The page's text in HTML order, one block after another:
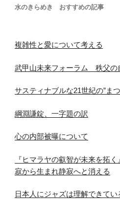
水のきらめき おすすめの記事
複雑性と愛について考える
武甲山未来フォーラム 秩父の
サスティナブルな21世紀の”ま
綱淵謙錠、一字題の訳
心の内部被曝について
『ヒマラヤの叡智が未来を
寂から生まれ静寂へと消える
日本人にジャズは理解できて